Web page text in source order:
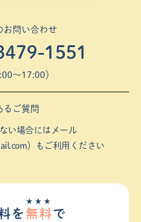
お問い合わせ
1551
〜17:00）
るご質問
い場合にはメール
）もご利用ください
を 無料
★★★
で